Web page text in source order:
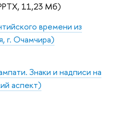
11,23 Мб)
времени из
г. Очамчира)
Знаки и надписи на
аспект)